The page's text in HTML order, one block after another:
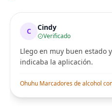
C Cindy
Verificado
Llego en muy buen estado
indicaba la aplicación.